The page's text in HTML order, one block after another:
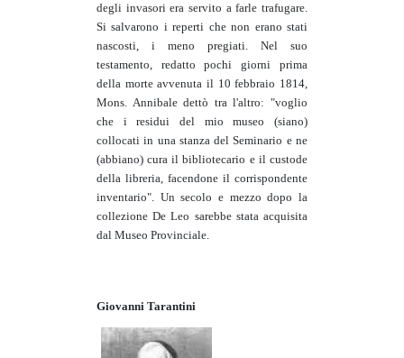
degli invasori era servito a farle trafugare.
Si salvarono i reperti che non erano stati
nascosti, i meno pregiati. Nel suo
testamento, redatto pochi giorni prima
della morte avvenuta il 10 febbraio 1814,
Mons. Annibale dettò tra l'altro: "voglio
che i residui del mio museo (siano)
collocati in una stanza del Seminario e ne
(abbiano) cura il bibliotecario e il custode
della libreria, facendone il corrispondente
inventario". Un secolo e mezzo dopo la
collezione De Leo sarebbe stata acquisita
dal Museo Provinciale.
Giovanni Tarantini